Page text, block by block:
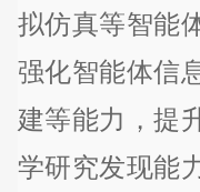
拟仿真等智能
强化智能体信
建等能力，提
学研究发现能